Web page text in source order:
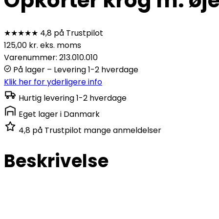
★★★★★ 4,8 på Trustpilot
125,00 kr. eks. moms
Varenummer: 213.010.010
På lager – Levering 1-2 hverdage
Klik her for yderligere info
Hurtig levering1-2 hverdage
Eget lageri Danmark
4,8 på Trustpilot mange anmeldelser
Beskrivelse